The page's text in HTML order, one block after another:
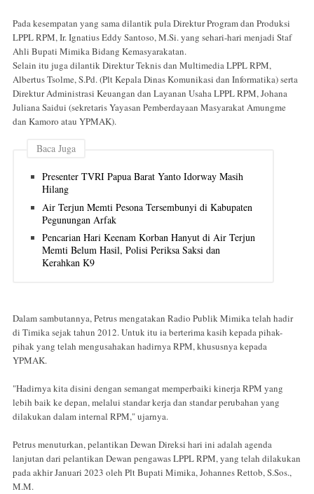
Pada kesempatan yang sama dilantik pula Direktur Program dan Produksi
LPPL RPM, Ir. Ignatius Eddy Santoso, M.Si. yang sehari-hari menjadi Staf
Ahli Bupati Mimika Bidang Kemasyarakatan.
Selain itu juga dilantik Direktur Teknis dan Multimedia LPPL RPM,
Albertus Tsolme, S.Pd. (Plt Kepala Dinas Komunikasi dan Informatika) serta
Direktur Administrasi Keuangan dan Layanan Usaha LPPL RPM, Johana
Juliana Saidui (sekretaris Yayasan Pemberdayaan Masyarakat Amungme
dan Kamoro atau YPMAK).
Baca Juga
Presenter TVRI Papua Barat Yanto Idorway Masih
Hilang
Air Terjun Memti Pesona Tersembunyi di Kabupaten
Pegunungan Arfak
Pencarian Hari Keenam Korban Hanyut di Air Terjun
Memti Belum Hasil, Polisi Periksa Saksi dan
Kerahkan K9
Dalam sambutannya, Petrus mengatakan Radio Publik Mimika telah hadir
di Timika sejak tahun 2012. Untuk itu ia berterima kasih kepada pihak-
pihak yang telah mengusahakan hadirnya RPM, khususnya kepada
YPMAK.
"Hadirnya kita disini dengan semangat memperbaiki kinerja RPM yang
lebih baik ke depan, melalui standar kerja dan standar perubahan yang
dilakukan dalam internal RPM," ujarnya.
Petrus menuturkan, pelantikan Dewan Direksi hari ini adalah agenda
lanjutan dari pelantikan Dewan pengawas LPPL RPM, yang telah dilakukan
pada akhir Januari 2023 oleh Plt Bupati Mimika, Johannes Rettob, S.Sos.,
M.M.